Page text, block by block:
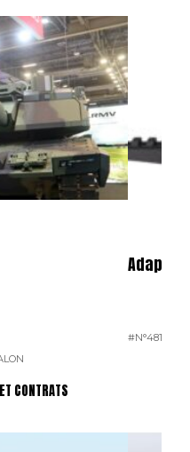
#N°481
CONTRATS